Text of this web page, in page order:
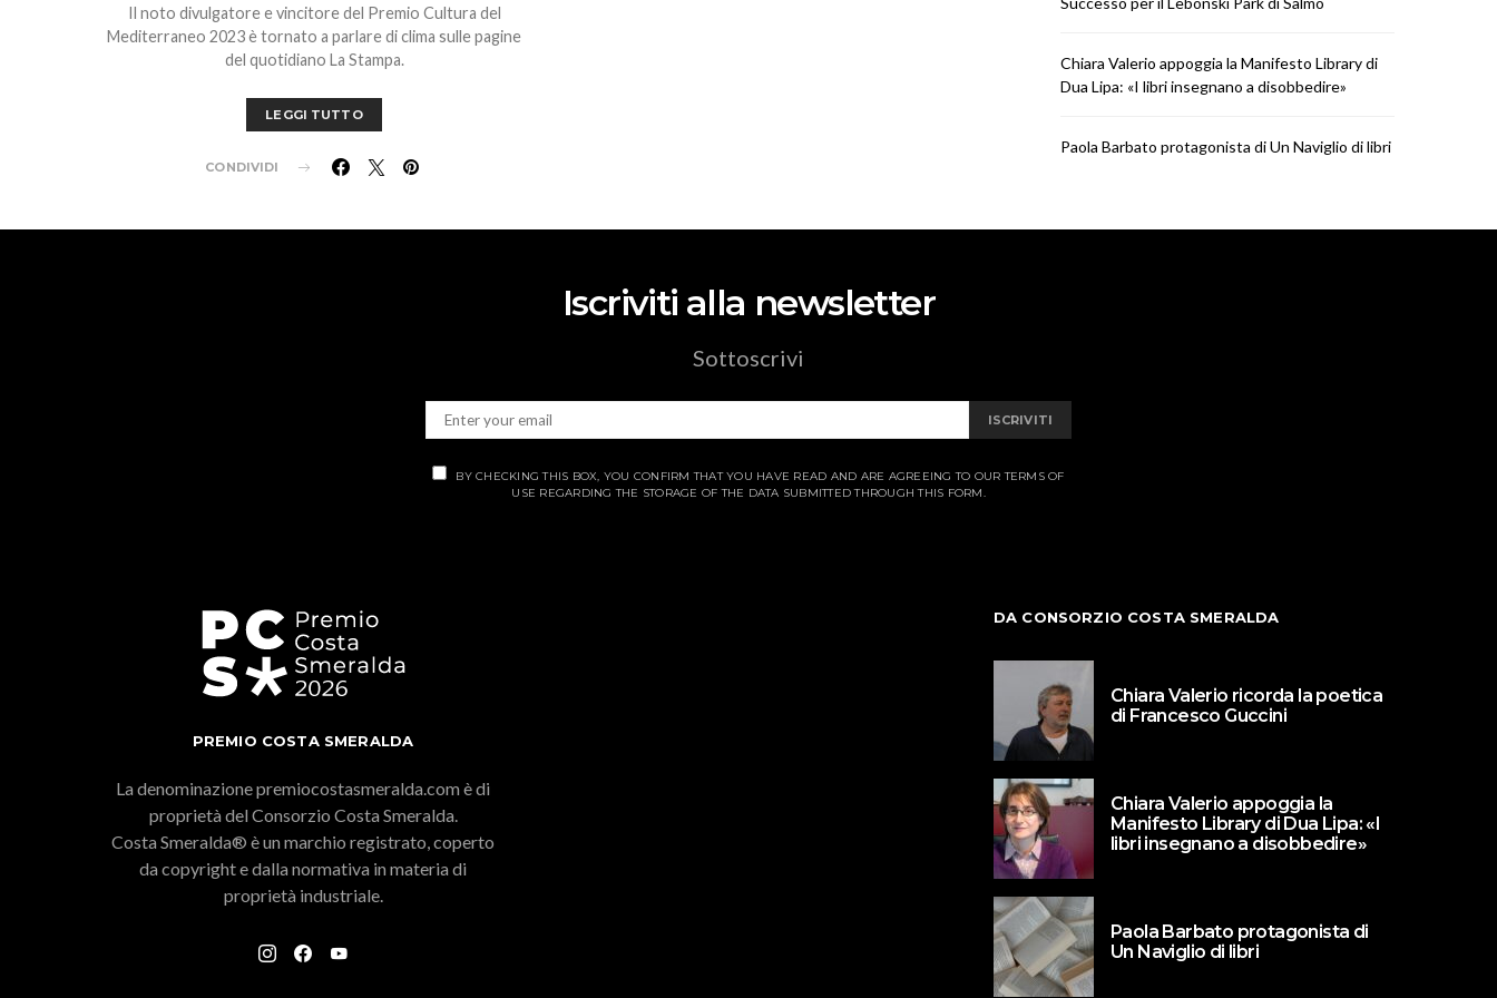
Il noto divulgatore e vincitore del Premio Cultura del
Mediterraneo 2023 è tornato a parlare di clima sulle pagine
del quotidiano La Stampa.
LEGGI TUTTO
CONDIVIDI
Chiara Valerio appoggia la Manifesto Library di
Dua Lipa: «I libri insegnano a disobbedire»
Paola Barbato protagonista di Un Naviglio di libri
Iscriviti alla newsletter
Sottoscrivi
ISCRIVITI
BY CHECKING THIS BOX, YOU CONFIRM THAT YOU HAVE READ AND ARE AGREEING TO OUR TERMS OF
USE REGARDING THE STORAGE OF THE DATA SUBMITTED THROUGH THIS FORM.
PREMIO COSTA SMERALDA
La denominazione premiocostasmeralda.com è di
proprietà del Consorzio Costa Smeralda.
Costa Smeralda® è un marchio registrato, coperto
da copyright e dalla normativa in materia di
proprietà industriale.
DA CONSORZIO COSTA SMERALDA
Chiara Valerio ricorda la poetica
di Francesco Guccini
Chiara Valerio appoggia la
Manifesto Library di Dua Lipa: «I
libri insegnano a disobbedire»
Paola Barbato protagonista di
Un Naviglio di libri